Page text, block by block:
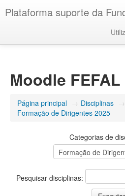
Plataforma suporte da
Moodle FEFAL
Página principal → Disciplinas →
Formação de Dirigentes 2025
Categorias de
Pesquisar disciplinas: